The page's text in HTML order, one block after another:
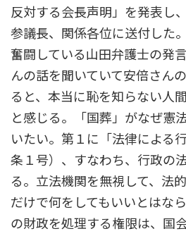
反対する会長声明」を発表し
参議長、関係各位に送付した
奮闘している山田弁護士の発
んの話を聞いていて安倍さん
ると、本当に恥を知らない人
と感じる。「国葬」がなぜ憲
いたい。第１に「法律による
条１号）、すなわち、行政の
る。立法機関を無視して、法
だけで何をしてもいいとはな
の財政を処理する権限は、国